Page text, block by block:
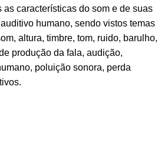
características do som e de suas
humano, sendo vistos temas
altura, timbre, tom, ruido, barulho,
produção da fala, audição,
poluição sonora, perda